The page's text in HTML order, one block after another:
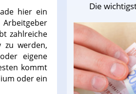
hier ein
zahlreiche
zu werden,
eigene
kommt
oder ein
Die